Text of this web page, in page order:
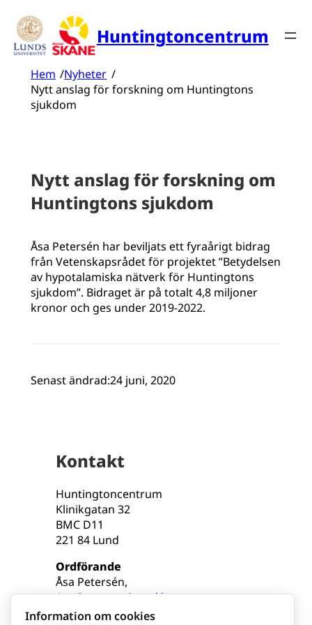
Hoppa
till
innehåll
Huntingtoncentrum
Hem /Nyheter /
Nytt anslag för forskning om Huntingtons
sjukdom
Nytt anslag för forskning om
Huntingtons sjukdom
Åsa Petersén har beviljats ett fyraårigt bidrag
från Vetenskapsrådet för projektet ”Betydelsen
av hypotalamiska nätverk för Huntingtons
sjukdom”. Bidraget är på totalt 4,8 miljoner
kronor och ges under 2019-2022.
Senast ändrad:24 juni, 2020
Kontakt
Huntingtoncentrum
Klinikgatan 32
BMC D11
221 84 Lund
Ordförande
Åsa Petersén,
Asa.Petersen@med.lu.se
Information om cookies